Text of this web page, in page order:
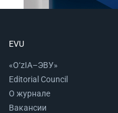
EVU
«O‘zIA–ЭВУ»
Editorial Council
О журнале
Вакансии